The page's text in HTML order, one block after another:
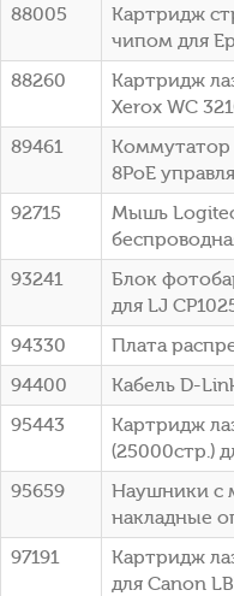
88005
Картридж
чипом для
88260
Картридж
Xerox WC
89461
Коммутатор
8PoE
92715
Мышь
93241
Блок
для LJ
94330
Плата
94400
Кабель D-
95443
Картридж
(25000стр.)
95659
Наушники с
накладные
97191
Картридж
для Canon